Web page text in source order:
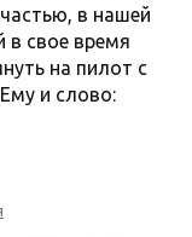
в нашей
в свое время
на пилот с
и слово: